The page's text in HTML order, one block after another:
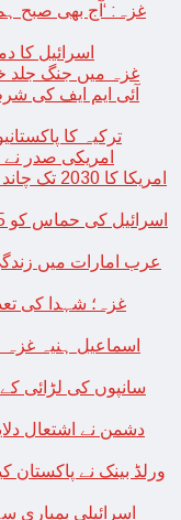
غزہ: ‘آج بھی صبح
اسرائیل کا
غزہ میں جنگ جلد
آئی ایم ایف کی
ترکیہ کا
امریکی صدر
امریکا کا
عرب امارات میں
اسماعیل ہنیہ
سانپوں کی لڑائی
دشمن نے اشتعال